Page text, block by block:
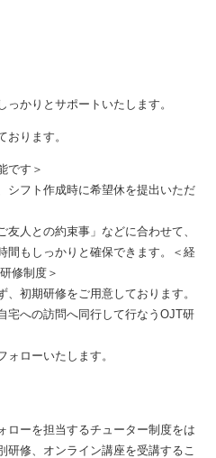
かりとサポートいたします。
おります。
です＞
シフト作成時に希望休を提出いただ
友人との約束事」などに合わせて、
間もしっかりと確保できます。＜経
修制度＞
、初期研修をご用意しております。
宅への訪問へ同行して行なうOJT研
ォローいたします。
ローを担当するチューター制度をは
研修、オンライン講座を受講するこ